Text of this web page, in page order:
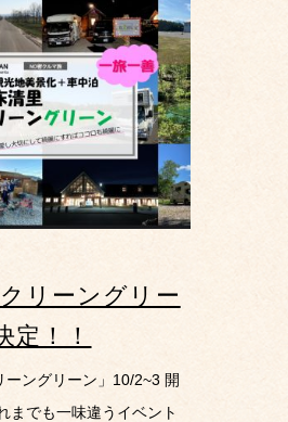
リーングリー
定！！
ーングリーン」10/2~3 開
までも一味違うイベント